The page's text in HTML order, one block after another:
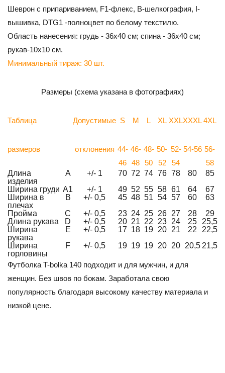
Шеврон с припариванием, F1-флекс, В-шелкография, I-
вышивка, DTG1 -полноцвет по белому текстилю.
Область нанесения: грудь - 36х40 см; спина - 36х40 см;
рукав-10х10 см.
Минимальный тираж: 30 шт.
Размеры (схема указана в фотографиях)
Таблица
размеров
Допустимые
отклонения
S
44-
46
M
46-
48
L
48-
50
XL
50-
52
XXL
52-
54
XXXL
54-56
4XL
56-
58
Длина
изделия
A +/- 1 70 72 74 76 78 80
85
Ширина груди A1 +/- 1 49 52 55 58 61 64
67
Ширина в
плечах
B +/- 0,5 45 48 51 54 57 60
63
Пройма
C +/- 0,5 23 24 25 26 27 28
29
Длина рукава
D +/- 0,5 20 21 22 23 24 25
25,5
Ширина
рукава
E +/- 0,5 17 18 19 20 21 22
22,5
Ширина
горловины
F +/- 0,5 19 19 19 20 20 20,5 21,5
Футболка T-bolka 140 подходит и для мужчин, и для
женщин. Без швов по бокам. Заработала свою
популярность благодаря высокому качеству материала и
низкой цене.